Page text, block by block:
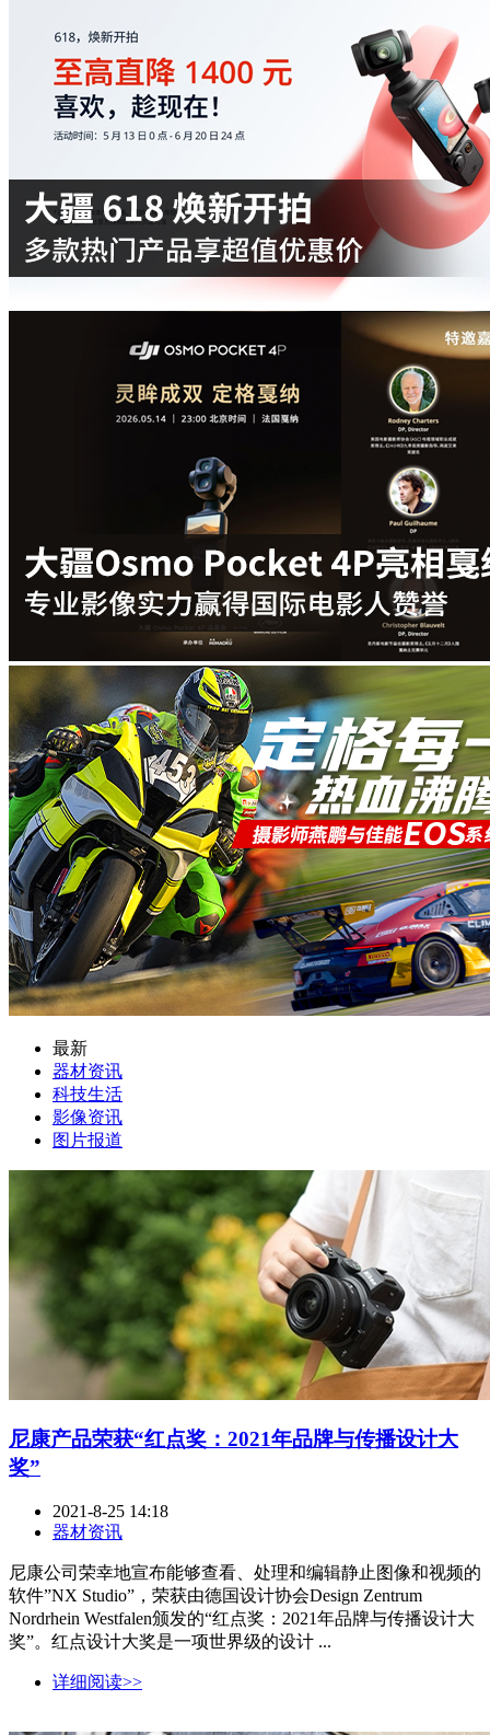
最新
器材资讯
科技生活
影像资讯
图片报道
尼康产品荣获“红点奖：2021年品牌与传播设计大
奖”
2021-8-25 14:18
器材资讯
尼康公司荣幸地宣布能够查看、处理和编辑静止图像和视频的
软件”NX Studio”，荣获由德国设计协会Design Zentrum
Nordrhein Westfalen颁发的“红点奖：2021年品牌与传播设计大
奖”。红点设计大奖是一项世界级的设计 ...
详细阅读>>